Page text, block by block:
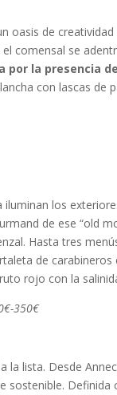
oasis de
comensal se
por la presencia
con lascas de
los
de ese “old
Hasta tres
de
rojo con la
€-350€
lista. Desde
sostenible.